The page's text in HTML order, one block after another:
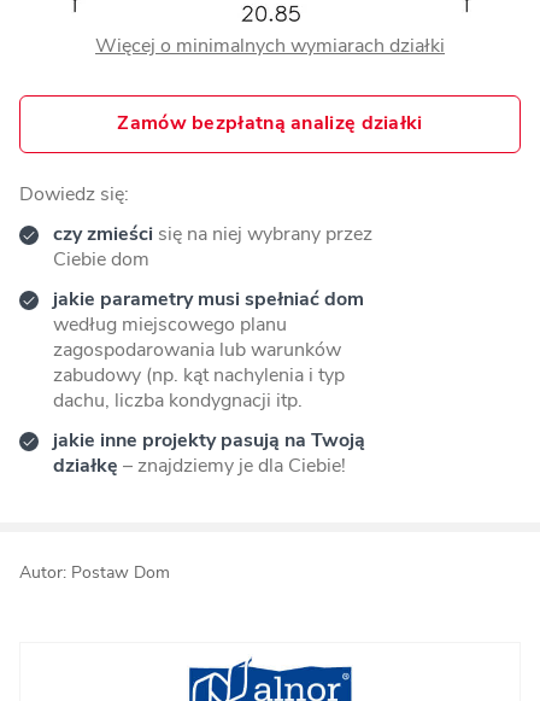
Więcej o minimalnych wymiarach działki
Zamów bezpłatną analizę działki
Dowiedz się:
czy zmieści się na niej wybrany przez
Ciebie dom
jakie parametry musi spełniać dom
według miejscowego planu
zagospodarowania lub warunków
zabudowy (np. kąt nachylenia i typ
dachu, liczba kondygnacji itp.
jakie inne projekty pasują na Twoją
działkę – znajdziemy je dla Ciebie!
Autor: Postaw Dom